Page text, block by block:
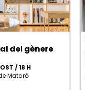
del gènere
/ 18 H
Mataró